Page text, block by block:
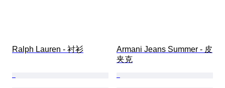
Ralph Lauren - 衬衫
Armani Jeans Summer - 皮
夹克